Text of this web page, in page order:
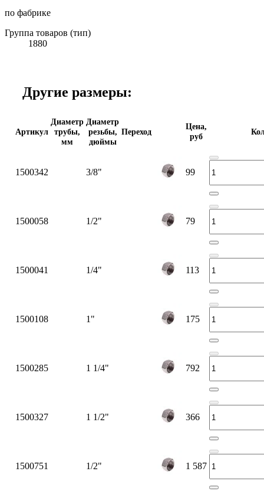
по фабрике
Группа товаров (тип)
1880
Другие размеры:
Артикул
Диаметр
трубы,
мм
Диаметр
резьбы,
дюймы
Переход
Цена,
руб
1500342 3/8" 99
1500058 1/2" 79
1500041 1/4" 113
1500108 1" 175
1500285 1 1/4" 792
1500327 1 1/2" 366
1500751 1/2" 1 587